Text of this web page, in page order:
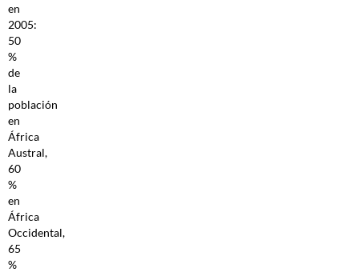
en
2005:
50
%
de
la
población
en
África
Austral,
60
%
en
África
Occidental,
65
%